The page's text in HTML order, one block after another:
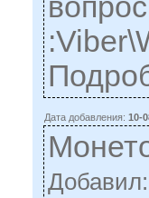
Дата добавления:10-